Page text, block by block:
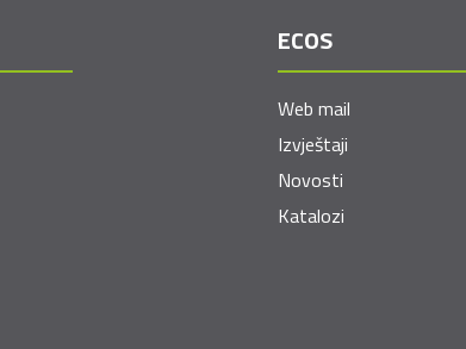
ECOS
Web mail
Izvještaji
Novosti
Katalozi